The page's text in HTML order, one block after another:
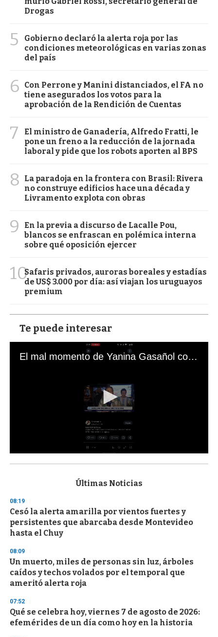
Drogas
5
Gobierno declaró la alerta roja por las
condiciones meteorológicas en varias zonas
del país
6
Con Perrone y Manini distanciados, el FA no
tiene asegurados los votos para la
aprobación de la Rendición de Cuentas
7
El ministro de Ganadería, Alfredo Fratti, le
pone un freno a la reducción de la jornada
laboral y pide que los robots aporten al BPS
8
La paradoja en la frontera con Brasil: Rivera
no construye edificios hace una década y
Livramento explota con obras
9
En la previa a discurso de Lacalle Pou,
blancos se enfrascan en polémica interna
sobre qué oposición ejercer
10Safaris privados, auroras boreales y estadías
de US$ 3.000 por día: así viajan los uruguayos
premium
Te puede interesar
El mal momento de Yanina Gasañol con un hincha argentino en "Subrayado"
s
d
s
o
f
3
s
e
c
o
n
Últimas Noticias
08:19
Cesó la alerta amarilla por vientos fuertes y
persistentes que abarcaba desde Montevideo
hasta el Chuy
08:09
Un muerto, miles de personas sin luz, árboles
caídos y techos volados por el temporal que
ameritó alerta roja
07:52
Qué se celebra hoy, viernes 7 de agosto de 2026:
efemérides de un día como hoy en la historia